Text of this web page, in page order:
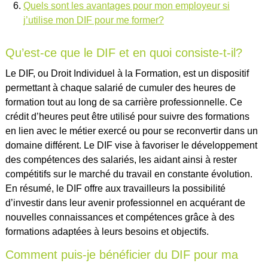
Quels sont les avantages pour mon employeur si
j’utilise mon DIF pour me former?
Qu’est-ce que le DIF et en quoi consiste-t-il?
Le DIF, ou Droit Individuel à la Formation, est un dispositif
permettant à chaque salarié de cumuler des heures de
formation tout au long de sa carrière professionnelle. Ce
crédit d’heures peut être utilisé pour suivre des formations
en lien avec le métier exercé ou pour se reconvertir dans un
domaine différent. Le DIF vise à favoriser le développement
des compétences des salariés, les aidant ainsi à rester
compétitifs sur le marché du travail en constante évolution.
En résumé, le DIF offre aux travailleurs la possibilité
d’investir dans leur avenir professionnel en acquérant de
nouvelles connaissances et compétences grâce à des
formations adaptées à leurs besoins et objectifs.
Comment puis-je bénéficier du DIF pour ma